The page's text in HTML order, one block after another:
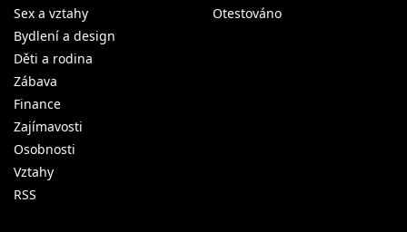
Sex a vztahy
Bydlení a design
Děti a rodina
Zábava
Finance
Zajímavosti
Osobnosti
Vztahy
RSS
Otestováno